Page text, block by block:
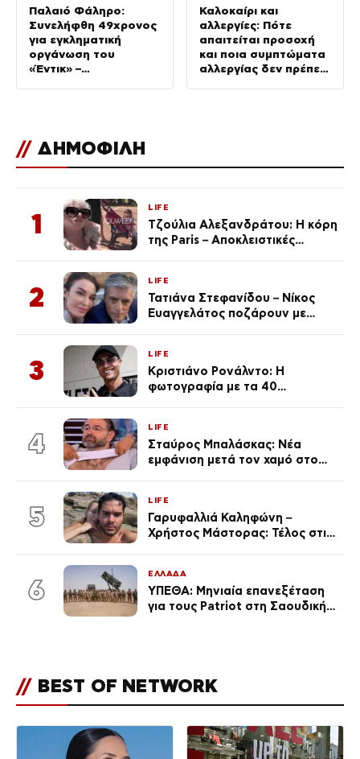
Παλαιό Φάληρο:
Συνελήφθη 49χρονος
για εγκληματική
οργάνωση του
«Έντικ» –
Καλοκαίρι και
αλλεργίες: Πότε
απαιτείται προσοχή
και ποια συμπτώματα
αλλεργίας δεν πρέπει
// ΔΗΜΟΦΙΛΗ
1
LIFE
Τζούλια Αλεξανδράτου: Η κόρη
της Paris – Αποκλειστικές
2
LIFE
Τατιάνα Στεφανίδου – Νίκος
Ευαγγελάτος ποζάρουν με
3
LIFE
Κριστιάνο Ρονάλντο: Η
φωτογραφία με τα 40
εκ. likes
4
LIFE
Σταύρος Μπαλάσκας: Νέα
εμφάνιση μετά τον χαμό στο
5
LIFE
Γαρυφαλλιά Καληφώνη –
Χρήστος Μάστορας: Τέλος στις
6
ΕΛΛΑΔΑ
ΥΠΕΘΑ: Μηνιαία επανεξέταση
για τους Patriot στη Σαουδική
// BEST OF NETWORK